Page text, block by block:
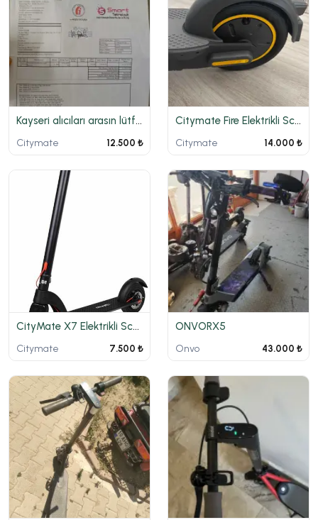
Kayseri alıcıları arasın lütfen
Citymate 12.500 ₺
Citymate Fire Elektrikli Scooter - 1 Sene Önce Alındı, Hiç Kullanılmadı
Citymate 14.000 ₺
CityMate X7 Elektrikli Scooter
Citymate 7.500 ₺
ONVORX5
Onvo 43.000 ₺